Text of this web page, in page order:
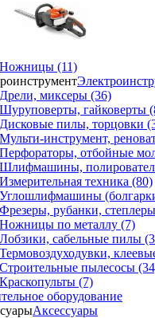
Ножницы (11)
Дрели, миксеры (36)
Шуруповерты, гайковерты
Дисковые пилы, торцовки
Мульти-инструмент,
Перфораторы, отбойные
Шлифмашины,
Измерительная техника (80)
Углошлифмашины
Фрезеры, рубанки,
Ножницы по металлу (7)
Лобзики, сабельные пилы
Термовоздуходувки,
Строительные пылесосы
Краскопульты (7)
оборудование
Аксессуары